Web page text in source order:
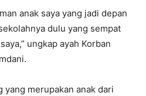
anak saya yang jadi depan
dulu yang sempat
ungkap ayah Korban
yang merupakan anak dari